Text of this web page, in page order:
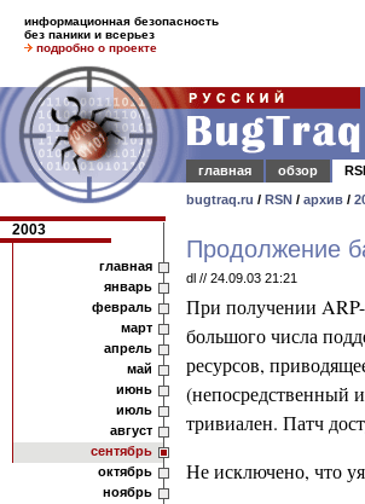
информационная безопасность
без паники и всерьез
подробно о проекте
главная
обзор
bugtraq.ru / RSN / архив /
2003
главная
январь
февраль
март
апрель
май
июнь
июль
август
сентябрь
октябрь
ноябрь
Продолжение
dl // 24.09.03 21:21
При получении ARP-
большого числа
ресурсов,
(непосредственный
тривиален. Патч
Не исключено, что